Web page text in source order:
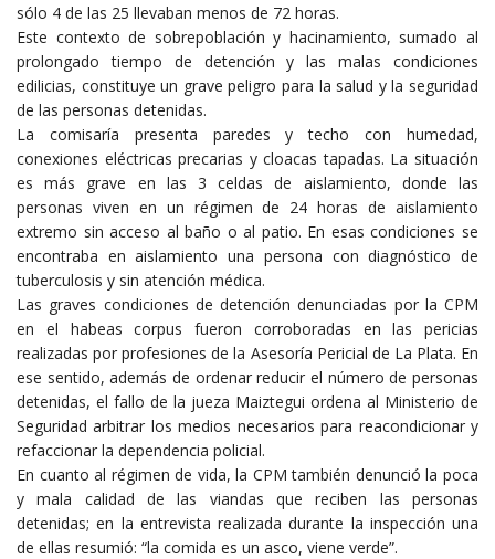
sólo 4 de las 25 llevaban menos de 72 horas.
Este contexto de sobrepoblación y hacinamiento, sumado al
prolongado tiempo de detención y las malas condiciones
edilicias, constituye un grave peligro para la salud y la seguridad
de las personas detenidas.
La comisaría presenta paredes y techo con humedad,
conexiones eléctricas precarias y cloacas tapadas. La situación
es más grave en las 3 celdas de aislamiento, donde las
personas viven en un régimen de 24 horas de aislamiento
extremo sin acceso al baño o al patio. En esas condiciones se
encontraba en aislamiento una persona con diagnóstico de
tuberculosis y sin atención médica.
Las graves condiciones de detención denunciadas por la CPM
en el habeas corpus fueron corroboradas en las pericias
realizadas por profesiones de la Asesoría Pericial de La Plata. En
ese sentido, además de ordenar reducir el número de personas
detenidas, el fallo de la jueza Maiztegui ordena al Ministerio de
Seguridad arbitrar los medios necesarios para reacondicionar y
refaccionar la dependencia policial.
En cuanto al régimen de vida, la CPM también denunció la poca
y mala calidad de las viandas que reciben las personas
detenidas; en la entrevista realizada durante la inspección una
de ellas resumió: “la comida es un asco, viene verde”.